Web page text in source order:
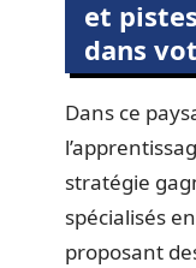
et
dans
Dans ce
stratégie
spécialisés
proposant